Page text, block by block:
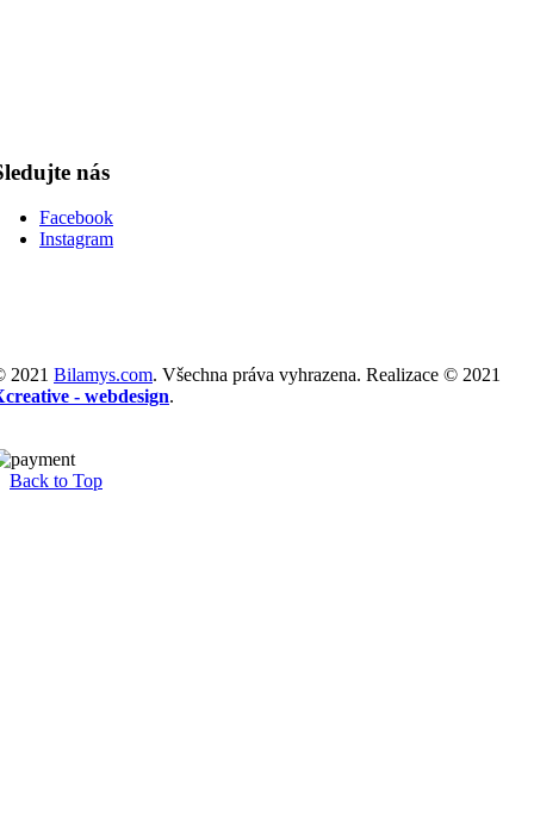
nás
Facebook
Instagram
2021 Bilamys.com. Všechna práva vyhrazena. Realizace © 2021
- webdesign.
Back to Top